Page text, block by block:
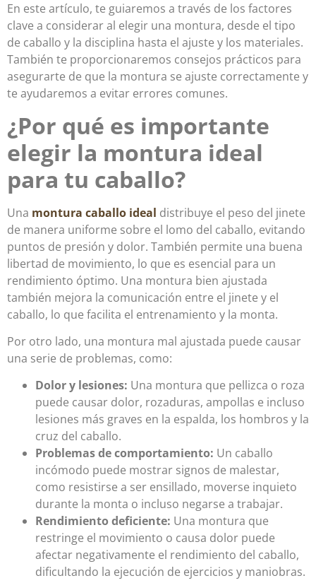
En este artículo, te guiaremos a través de los factores
clave a considerar al elegir una montura, desde el tipo
de caballo y la disciplina hasta el ajuste y los materiales.
También te proporcionaremos consejos prácticos para
asegurarte de que la montura se ajuste correctamente y
te ayudaremos a evitar errores comunes.
¿Por qué es importante
elegir la montura ideal
para tu caballo?
Una montura caballo ideal distribuye el peso del jinete
de manera uniforme sobre el lomo del caballo, evitando
puntos de presión y dolor. También permite una buena
libertad de movimiento, lo que es esencial para un
rendimiento óptimo. Una montura bien ajustada
también mejora la comunicación entre el jinete y el
caballo, lo que facilita el entrenamiento y la monta.
Por otro lado, una montura mal ajustada puede causar
una serie de problemas, como:
Dolor y lesiones: Una montura que pellizca o roza
puede causar dolor, rozaduras, ampollas e incluso
lesiones más graves en la espalda, los hombros y la
cruz del caballo.
Problemas de comportamiento: Un caballo
incómodo puede mostrar signos de malestar,
como resistirse a ser ensillado, moverse inquieto
durante la monta o incluso negarse a trabajar.
Rendimiento deficiente: Una montura que
restringe el movimiento o causa dolor puede
afectar negativamente el rendimiento del caballo,
dificultando la ejecución de ejercicios y maniobras.